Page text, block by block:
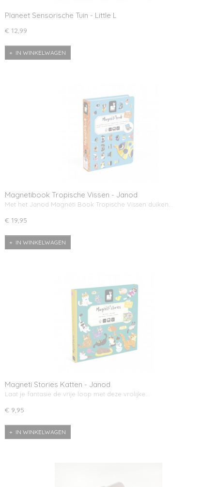
Planeet Sensorische Tuin - Little L
€ 12,99
IN WINKELWAGEN
Magnetibook Tropische Vissen - Janod
Met het Janod Magnéti Book Tropische Vissen duiken…
€ 19,95
IN WINKELWAGEN
Magneti Stories Katten - Janod
Laat je fantasie de vrije loop met deze vrolijke…
€ 9,95
IN WINKELWAGEN